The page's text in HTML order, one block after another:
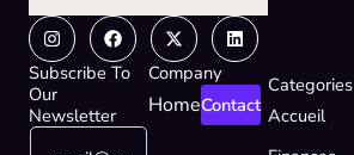
InstagramFacebook
X-
twitter
Linkedin
Subscribe To
Our
Newsletter
EE
Company
HomeContact
Categories
Accueil